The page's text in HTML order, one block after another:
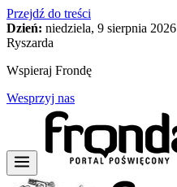
Przejdź do treści
Dzień: niedziela, 9 sierpnia 2026
Ryszarda
Wspieraj Frondę
Wesprzyj nas